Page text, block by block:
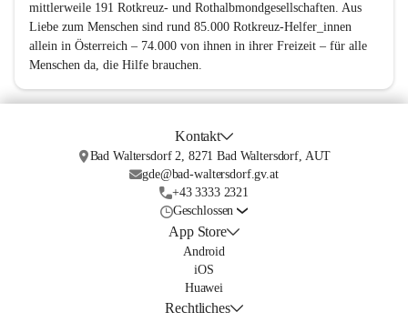
mittlerweile 191 Rotkreuz- und Rothalbmondgesellschaften. Aus
Liebe zum Menschen sind rund 85.000 Rotkreuz-Helfer_innen
allein in Österreich – 74.000 von ihnen in ihrer Freizeit – für alle
Menschen da, die Hilfe brauchen.
Kontakt
Bad Waltersdorf 2, 8271 Bad Waltersdorf, AUT
gde@bad-waltersdorf.gv.at
+43 3333 2321
Geschlossen
App Store
Android
iOS
Huawei
Rechtliches